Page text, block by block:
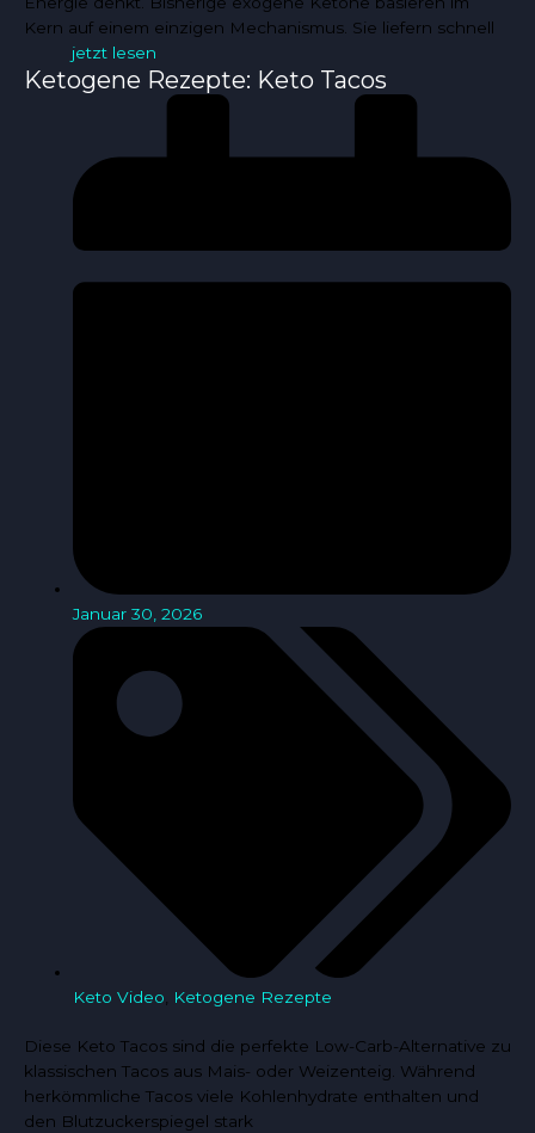
Kern auf einem einzigen Mechanismus. Sie liefern schnell
jetzt lesen
Ketogene Rezepte: Keto Tacos
Januar 30, 2026
Keto Video Ketogene Rezepte
Diese Keto Tacos sind die perfekte Low-Carb-Alternative zu
klassischen Tacos aus Mais- oder Weizenteig. Während
herkömmliche Tacos viele Kohlenhydrate enthalten und
den Blutzuckerspiegel stark